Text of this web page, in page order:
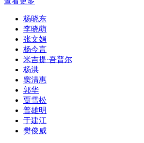
杨晓东
李晓萌
张文娟
杨今言
米吉提·吾普尔
杨洪
窦清惠
郭华
贾雪松
普雄明
于建江
樊俊威